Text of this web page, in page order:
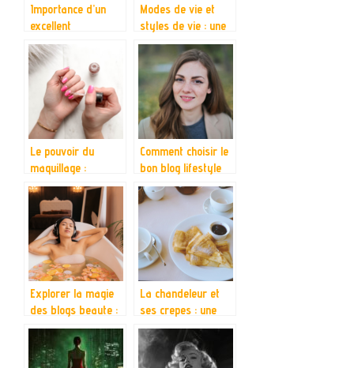
Importance d’un
excellent
amenagement de
votre cuisine
Modes de vie et
styles de vie : une
approche
systemique
Le pouvoir du
maquillage :
Exprimez votre
creativite grace
aux blogs
Comment choisir le
bon blog lifestyle
pour une lecture
enrichissante
Explorer la magie
des blogs beaute :
conseils pour une
lecture inspirante
La chandeleur et
ses crepes : une
tradition seculaire
en constante
evolution